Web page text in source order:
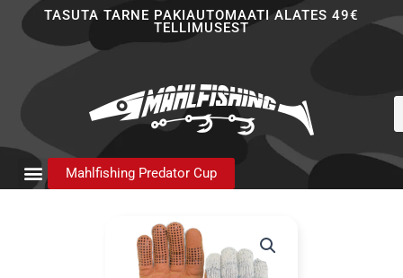
TASUTA TARNE PAKIAUTOMAATI ALATES 49€
TELLIMUSEST
Mahlfishing Predator Cup